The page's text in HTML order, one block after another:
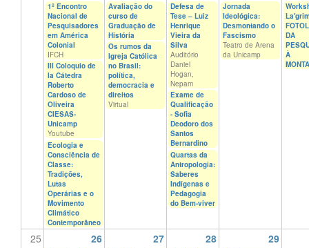
1º Encontro
Nacional de
Pesquisadores
em América
Colonial
IFCH
III Coloquio de
la Cátedra
Roberto
Cardoso de
Oliveira
CIESAS-
Unicamp
Youtube
Ecologia e
Consciência de
Classe:
Tradições,
Lutas
Operárias e o
Movimento
Climático
Contemporâneo
Avaliação do
curso de
Graduação de
História
Os rumos da
Igreja Católica
no Brasil:
política,
democracia e
direitos
Virtual
Defesa de
Tese – Luiz
Henrique
Vieira da
Silva
Auditório
Daniel
Hogan,
Nepam
Exame de
Qualificação
- Sofia
Deodoro dos
Santos
Bernardino
Quartas da
Antropologia:
Saberes
Indígenas e
Pedagogia
do Bem-viver
Jornada
Ideológica:
Desmontando o
Fascismo
Teatro de Arena
da Unicamp
DA
À
25 26 27 28 29